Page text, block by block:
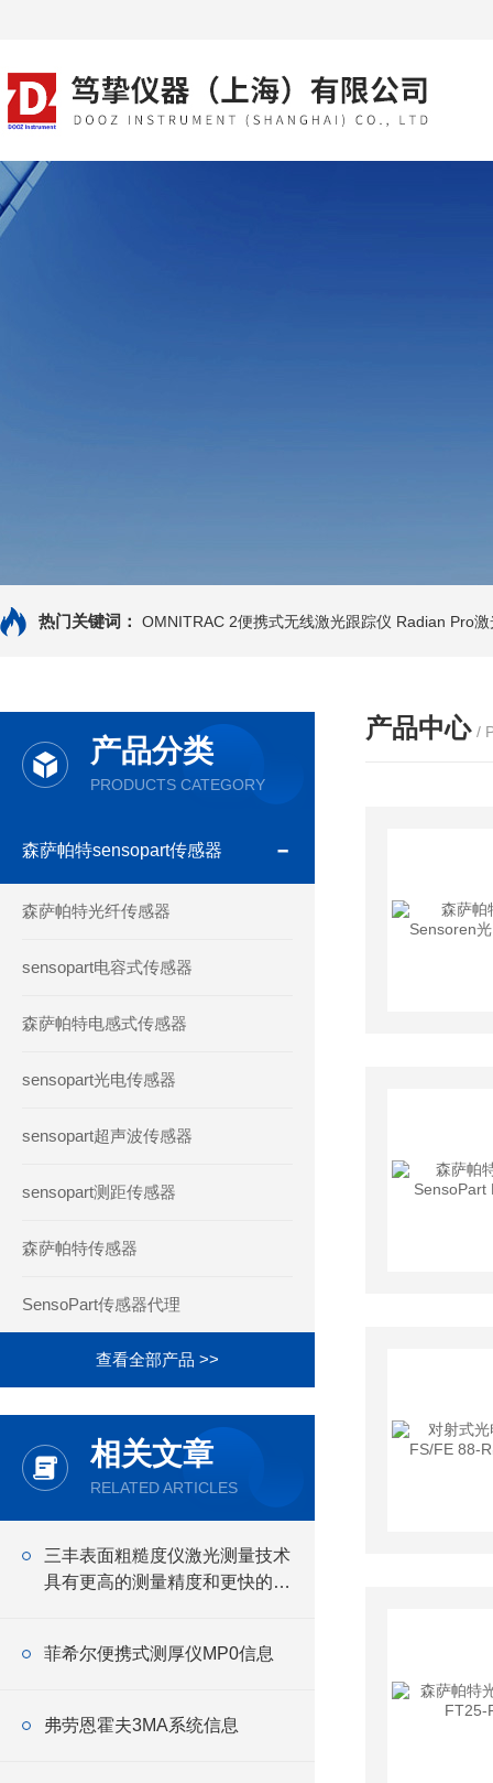
热门关键词： OMNITRAC 2便携式无线激光跟踪仪 Radian Pro
产品分类
PRODUCTS CATEGORY
森萨帕特sensopart传感器
森萨帕特光纤传感器
sensopart电容式传感器
森萨帕特电感式传感器
sensopart光电传感器
sensopart超声波传感器
sensopart测距传感器
森萨帕特传感器
SensoPart传感器代理
查看全部产品 >>
相关文章
RELATED ARTICLES
三丰表面粗糙度仪激光测量技术
具有更高的测量精度和更快的测
菲希尔便携式测厚仪MP0信息
弗劳恩霍夫3MA系统信息
产品中心 /